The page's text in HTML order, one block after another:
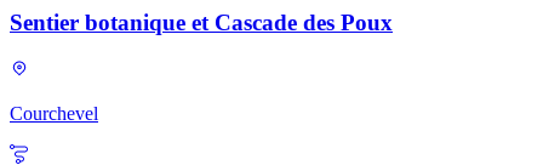
Sentier botanique et Cascade des Poux
Courchevel